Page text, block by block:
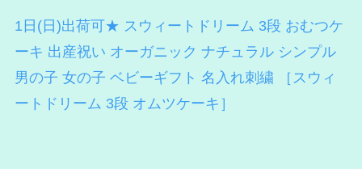
1日(日)出荷可★ スウィートドリーム 3段 おむつケ
ーキ 出産祝い オーガニック ナチュラル シンプル
男の子 女の子 ベビーギフト 名入れ刺繍 ［スウィ
ートドリーム 3段 オムツケーキ］